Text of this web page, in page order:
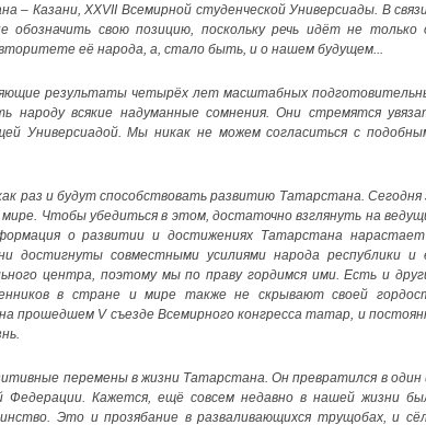
Казани, XXVII Всемирной студенческой Универсиады. В
свою позицию, поскольку речь идёт не только
её народа, а, стало быть, и о нашем будущем...
результаты четырёх лет масштабных
всякие надуманные сомнения. Они стремятся
Универсиадой. Мы никак не можем согласиться с
раз и будут способствовать развитию Татарстана. Сегодня
Чтобы убедиться в этом, достаточно взглянуть на
о развитии и достижениях Татарстана
достигнуты совместными усилиями народа республики и
центра, поэтому мы по праву гордимся ими. Есть и
в стране и мире также не скрывают своей
прошедшем V съезде Всемирного конгресса татар, и
перемены в жизни Татарстана. Он превратился в один
Федерации. Кажется, ещё совсем недавно в нашей жизни
Это и прозябание в разваливающихся трущобах, и